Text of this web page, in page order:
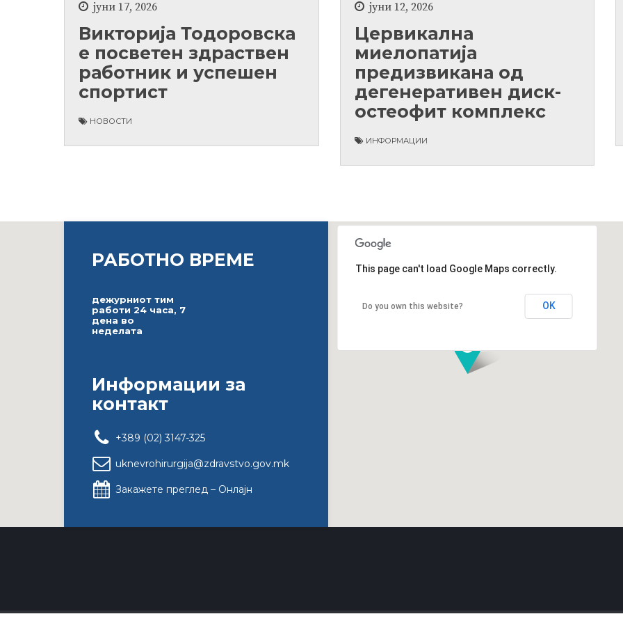
јуни 17, 2026
Викторија Тодоровска
е посветен здраствен
работник и успешен
спортист
НОВОСТИ
јуни 12, 2026
Цервикална
миелопатија
предизвикана од
дегенеративен диск-
остеофит комплекс
ИНФОРМАЦИИ
This page can't load Google Maps correctly.
Do you own this website? OK
РАБОТНО ВРЕМЕ
дежурниот тим
работи 24 часа, 7
дена во
неделата
Информации за
контакт
+389 (02) 3147-325
uknevrohirurgija@zdravstvo.gov.mk
Закажете преглед – Онлајн